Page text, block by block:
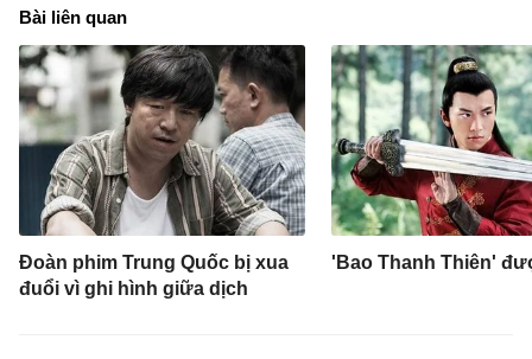
Bài liên quan
Đoàn phim Trung Quốc bị xua
đuổi vì ghi hình giữa dịch
'Bao Thanh Thiên'